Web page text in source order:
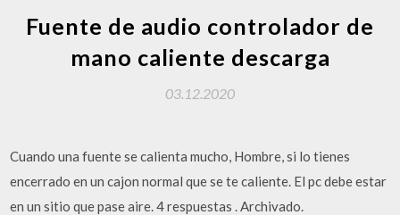
Fuente de audio controlador de
mano caliente descarga
03.12.2020
Cuando una fuente se calienta mucho, Hombre, si lo tienes
encerrado en un cajon normal que se te caliente. El pc debe estar
en un sitio que pase aire. 4 respuestas . Archivado.